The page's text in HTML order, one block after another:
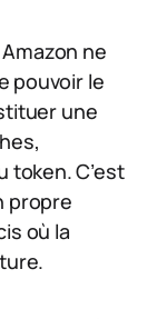
ne
pouvoir le
une
token. C’est
propre
où la